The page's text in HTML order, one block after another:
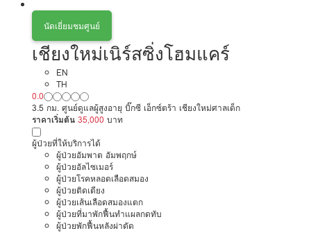
นัดเยี่ยมชมศูนย์
เชียงใหม่เนิร์สซิ่งโฮมแคร์
EN
TH
0.0
3.5 กม. ศูนย์ดูแลผู้สูงอายุ บิ๊กซี เอ็กซ์ตร้า เชียงใหม่ศาลเด็ก
ราคาเริ่มต้น 35,000 บาท
ผู้ป่วยที่ให้บริการได้
ผู้ป่วยอัมพาต อัมพฤกษ์
ผู้ป่วยอัลไซเมอร์
ผู้ป่วยโรคหลอดเลือดสมอง
ผู้ป่วยติดเตียง
ผู้ป่วยเส้นเลือดสมองแตก
ผู้ป่วยที่มาพักฟื้นทำแผลกดทับ
ผู้ป่วยพักฟื้นหลังผ่าตัด